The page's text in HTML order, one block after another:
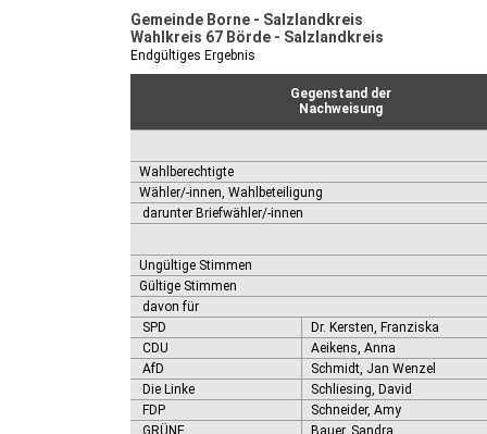
Gemeinde Borne - Salzlandkreis
Wahlkreis 67 Börde - Salzlandkreis
Endgültiges Ergebnis
Gegenstand der
Nachweisung
Wahlberechtigte
Wähler/-innen, Wahlbeteiligung
darunter Briefwähler/-innen
Ungültige Stimmen
Gültige Stimmen
davon für
SPD
Dr. Kersten, Franziska
CDU
Aeikens, Anna
AfD
Schmidt, Jan Wenzel
Die Linke
Schliesing, David
FDP
Schneider, Amy
GRÜNE
Bauer, Sandra